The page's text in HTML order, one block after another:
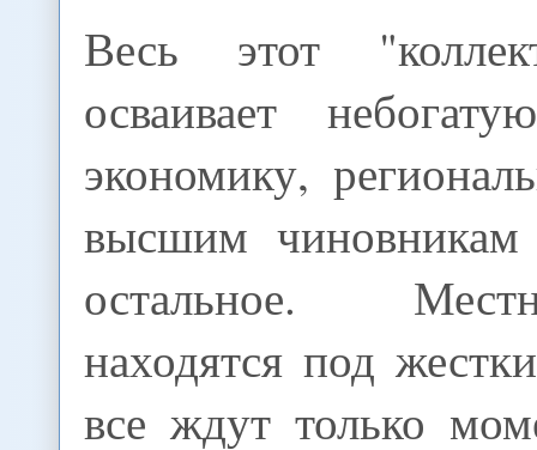
Весь этот
осваивает
экономику,
высшим чиновникам
остальное.
находятся под
все ждут только